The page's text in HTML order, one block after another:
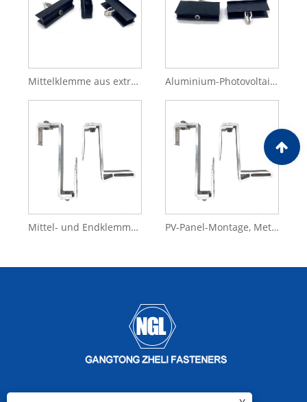
Mittelklemme aus extrudiertem Aluminium für PV-Solar-Montagestruktur Aluminium-Photovoltaikanlage, Solarpanel-Dachmontagezubehör, Mittelendklemmen
Mittel- und Endklemme aus Aluminium für Boden- oder Flachdach-Solarhalterung für Solarpanel PV-Panel-Montage, Metalldachsystem, Stehfalz-Dachhakenklemme/Aluminium-Solarklemme